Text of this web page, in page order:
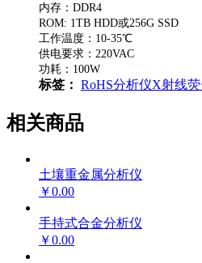
内存：DDR4
ROM: 1TB HDD或256G SSD
工作温度：10-35℃
供电要求：220VAC
功耗：100W
标签： RoHS分析仪X射线
相关商品
土壤重金属分析仪
￥0.00
手持式合金分析仪
￥0.00